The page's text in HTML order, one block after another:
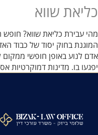
כליאת שווא
מהי עבירת כליאת שווא?
המוגנת בחוק יסוד של כבוד
אדם לנוע באופן חופשי ממקום
יפגעו בו. מדינות דמוקרטיות